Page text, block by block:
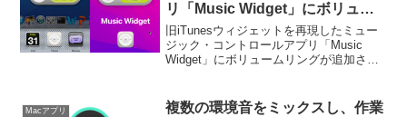
リ「Music Widget」にボリュー
ムリングが追加。
旧iTunesウィジェットを再現したミュー
ジック・コントロールアプリ「Music
Widget」にボリュームリングが追加され
Macアプリ
複数の環境音をミックスし、作業